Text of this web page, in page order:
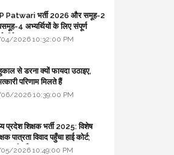
Patwari भर्ती 2026 और समूह-2
4 अभ्यर्थियों के लिए संपूर्ण
2026 10:32:00 PM
से डरना क्यों फायदा उठाइए,
परिणाम मिलते हैं
2026 10:39:00 PM
प्रदेश शिक्षक भर्ती 2025: विशेष
पात्रता विवाद पहुँचा हाई कोर्ट;
से माँगा जवाब
2026 10:49:00 PM